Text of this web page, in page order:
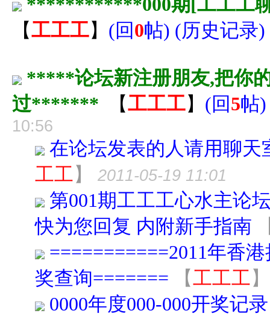
************000期[工工工
【工工工】 (回 0帖) (历史记录)
*****论坛新注册朋友,把你
过*******
【工工工】 (回 5帖
10:56
在论坛发表的人请用聊
工工 】 2011-05-19 11:01
第001期工工工心水主论
快为您回复 内附新手指南
===========2011年香
奖查询=======
【工工工 】
0000年度000-000开奖记录